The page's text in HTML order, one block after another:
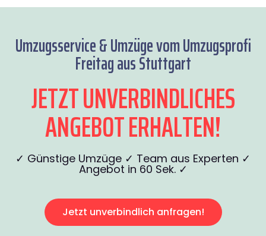
Umzugsservice & Umzüge vom Umzugsprofi
Freitag aus Stuttgart
JETZT UNVERBINDLICHES
ANGEBOT ERHALTEN!
✓ Günstige Umzüge ✓ Team aus Experten ✓
Angebot in 60 Sek. ✓
Jetzt unverbindlich anfragen!